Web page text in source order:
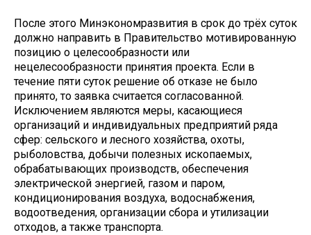
После этого Минэкономразвития в срок до трёх суток
должно направить в Правительство мотивированную
позицию о целесообразности или
нецелесообразности принятия проекта. Если в
течение пяти суток решение об отказе не было
принято, то заявка считается согласованной.
Исключением являются меры, касающиеся
организаций и индивидуальных предприятий ряда
сфер: сельского и лесного хозяйства, охоты,
рыболовства, добычи полезных ископаемых,
обрабатывающих производств, обеспечения
электрической энергией, газом и паром,
кондиционирования воздуха, водоснабжения,
водоотведения, организации сбора и утилизации
отходов, а также транспорта.